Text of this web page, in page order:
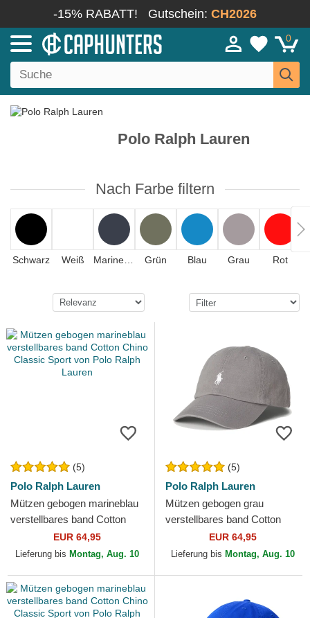
-15% RABATT! Gutschein: CH2026
0
Polo Ralph Lauren
Nach Farbe filtern
Schwarz Weiß Grün Blau Grau Rot
(5)
Polo Ralph Lauren
Mützen gebogen marineblau
verstellbares band Cotton
Chino Classic Sport von Polo
Ralph Lauren
EUR 64,95
Lieferung bis Montag, Aug. 10
(5)
Polo Ralph Lauren
Mützen gebogen grau
verstellbares band Cotton
Chino Classic Sport von Polo
Ralph Lauren
EUR 64,95
Lieferung bis Montag, Aug. 10